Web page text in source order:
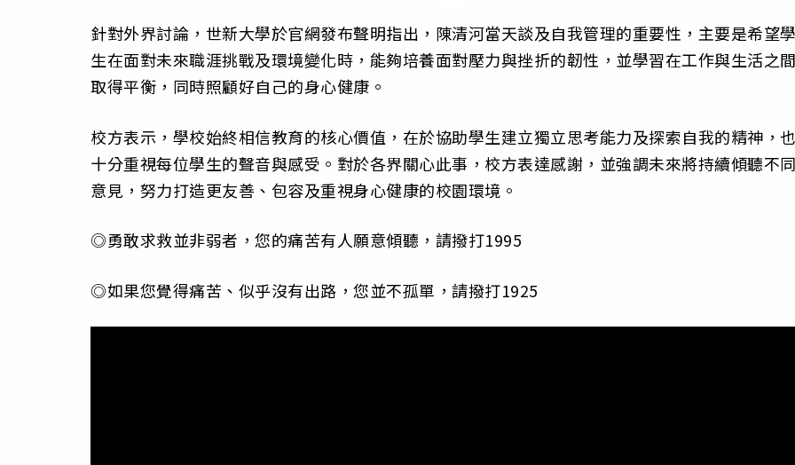
針對外界討論，世新大學於官網發布聲明指出，陳清河當天談及自我管理的重要性，主要是希望
生在面對未來職涯挑戰及環境變化時，能夠培養面對壓力與挫折的韌性，並學習在工作與生活之
取得平衡，同時照顧好自己的身心健康。
校方表示，學校始終相信教育的核心價值，在於協助學生建立獨立思考能力及探索自我的精神，
十分重視每位學生的聲音與感受。對於各界關心此事，校方表達感謝，並強調未來將持續傾聽不
意見，努力打造更友善、包容及重視身心健康的校園環境。
◎勇敢求救並非弱者，您的痛苦有人願意傾聽，請撥打1995
◎如果您覺得痛苦、似乎沒有出路，您並不孤單，請撥打1925